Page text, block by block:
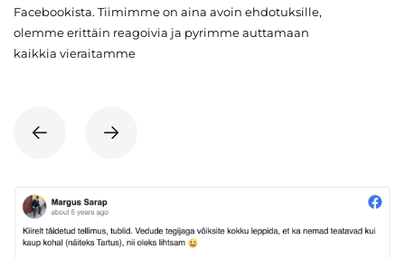
Facebookista. Tiimimme on aina avoin ehdotuksille,
olemme erittäin reagoivia ja pyrimme auttamaan
kaikkia vieraitamme